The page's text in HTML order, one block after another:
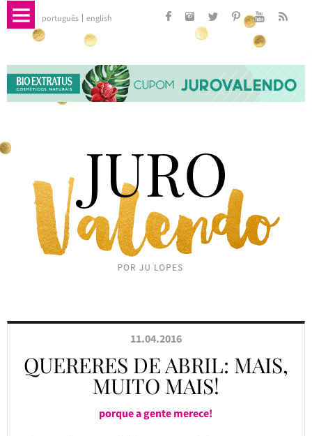
português english
11.04.2016
QUERERES DE ABRIL: MAIS,
MUITO MAIS!
porque a gente merece!